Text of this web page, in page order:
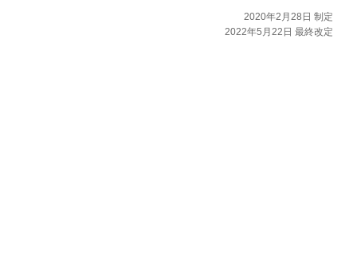
2020年2月28日 制定
2022年5月22日 最終改定